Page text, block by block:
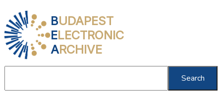
BUDAPEST
ELECTRONIC
ARCHIVE
Search